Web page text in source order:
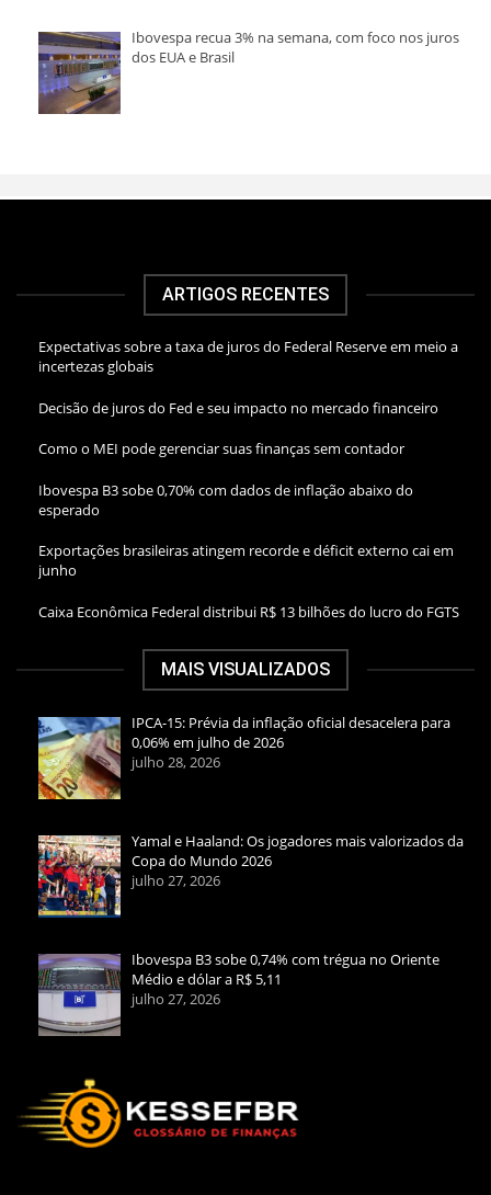
Ibovespa recua 3% na semana, com foco nos juros
dos EUA e Brasil
ARTIGOS RECENTES
Expectativas sobre a taxa de juros do Federal Reserve em meio a
incertezas globais
Decisão de juros do Fed e seu impacto no mercado financeiro
Como o MEI pode gerenciar suas finanças sem contador
Ibovespa B3 sobe 0,70% com dados de inflação abaixo do
esperado
Exportações brasileiras atingem recorde e déficit externo cai em
junho
Caixa Econômica Federal distribui R$ 13 bilhões do lucro do FGTS
MAIS VISUALIZADOS
IPCA-15: Prévia da inflação oficial desacelera para
0,06% em julho de 2026
julho 28, 2026
Yamal e Haaland: Os jogadores mais valorizados da
Copa do Mundo 2026
julho 27, 2026
Ibovespa B3 sobe 0,74% com trégua no Oriente
Médio e dólar a R$ 5,11
julho 27, 2026